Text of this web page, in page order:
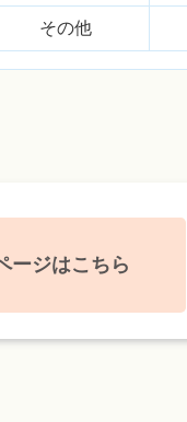
その他
ージはこちら